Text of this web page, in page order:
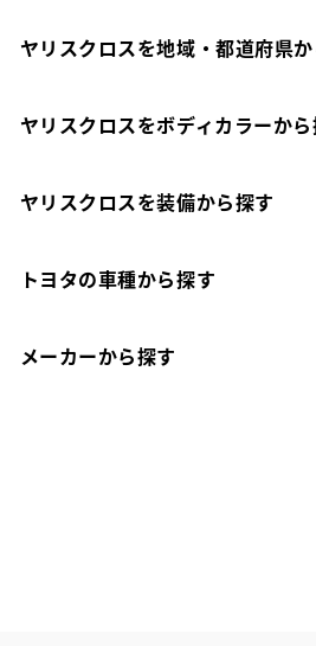
ヤリスクロスを地域・都道府県
ヤリスクロスをボディカラーから
ヤリスクロスを装備から探す
トヨタの車種から探す
メーカーから探す